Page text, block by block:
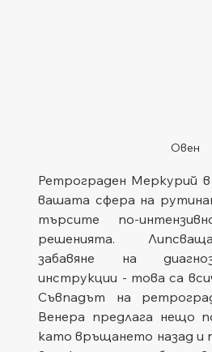
Овен
Ретрограден Меркурий
вашата сфера на
търсите по-
решенията.
забавяне на
инструкции - това са
Съвпадът на
Венера предлага нещо
като връщането назад и